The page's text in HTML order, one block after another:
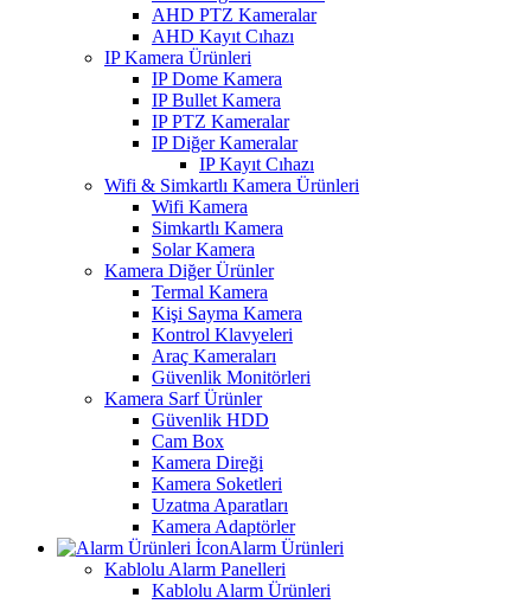
AHD PTZ Kameralar
AHD Kayıt Cıhazı
IP Kamera Ürünleri
IP Dome Kamera
IP Bullet Kamera
IP PTZ Kameralar
IP Diğer Kameralar
IP Kayıt Cıhazı
Wifi & Simkartlı Kamera Ürünleri
Wifi Kamera
Simkartlı Kamera
Solar Kamera
Kamera Diğer Ürünler
Termal Kamera
Kişi Sayma Kamera
Kontrol Klavyeleri
Araç Kameraları
Güvenlik Monitörleri
Kamera Sarf Ürünler
Güvenlik HDD
Cam Box
Kamera Direği
Kamera Soketleri
Uzatma Aparatları
Kamera Adaptörler
Alarm Ürünleri
Kablolu Alarm Panelleri
Kablolu Alarm Ürünleri